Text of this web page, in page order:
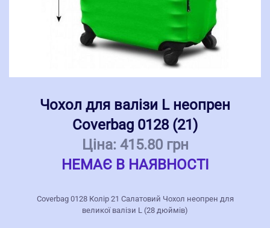
Чохол для валізи L неопрен
Coverbag 0128 (21)
Ціна: 415.80 грн
НЕМАЄ В НАЯВНОСТІ
Coverbag 0128 Колір 21 Салатовий Чохол неопрен для
великої валізи L (28 дюймів)